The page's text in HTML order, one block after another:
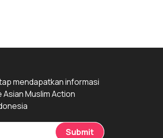
mendapatkan informasi
Muslim Action
Submit